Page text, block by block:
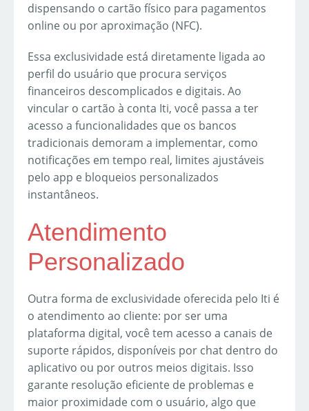
dispensando o cartão físico para pagamentos
online ou por aproximação (NFC).
Essa exclusividade está diretamente ligada ao
perfil do usuário que procura serviços
financeiros descomplicados e digitais. Ao
vincular o cartão à conta Iti, você passa a ter
acesso a funcionalidades que os bancos
tradicionais demoram a implementar, como
notificações em tempo real, limites ajustáveis
pelo app e bloqueios personalizados
instantâneos.
Atendimento
Personalizado
Outra forma de exclusividade oferecida pelo Iti é
o atendimento ao cliente: por ser uma
plataforma digital, você tem acesso a canais de
suporte rápidos, disponíveis por chat dentro do
aplicativo ou por outros meios digitais. Isso
garante resolução eficiente de problemas e
maior proximidade com o usuário, algo que